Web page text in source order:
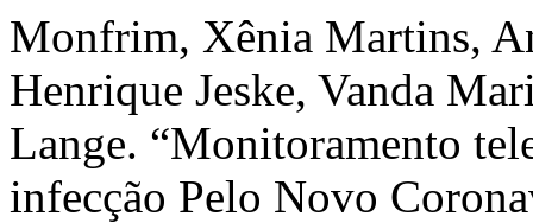
Monfrim, Xênia Martins,
Henrique Jeske, Vanda
Lange. “Monitoramento
infecção Pelo Novo